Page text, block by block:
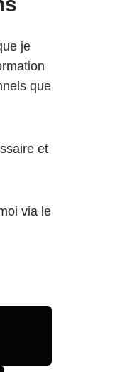
je
que
et
via le